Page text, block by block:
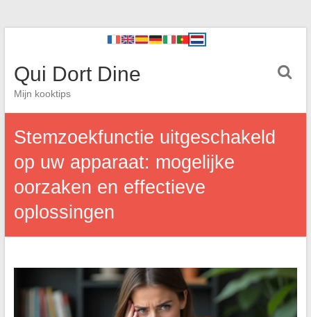
Qui Dort Dine
Mijn kooktips
Stemzoekfunctie uitgeschakeld
op uw apparaat: mogelijke
oorzaken en effectieve
oplossingen